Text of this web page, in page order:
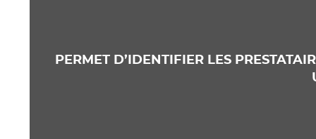
PERMET D’IDENTIFIER LES